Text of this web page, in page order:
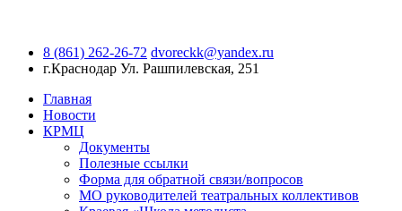
8 (861) 262-26-72 dvoreckk@yandex.ru
г.Краснодар Ул. Рашпилевская, 251
Главная
Новости
КРМЦ
Документы
Полезные ссылки
Форма для обратной связи/вопросов
МО руководителей театральных коллективов